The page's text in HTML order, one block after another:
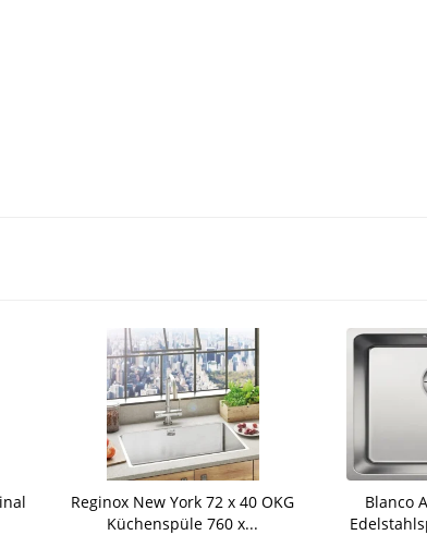
Reginox New York 72 x 40 OKG
Küchenspüle 760 x...
Blanco